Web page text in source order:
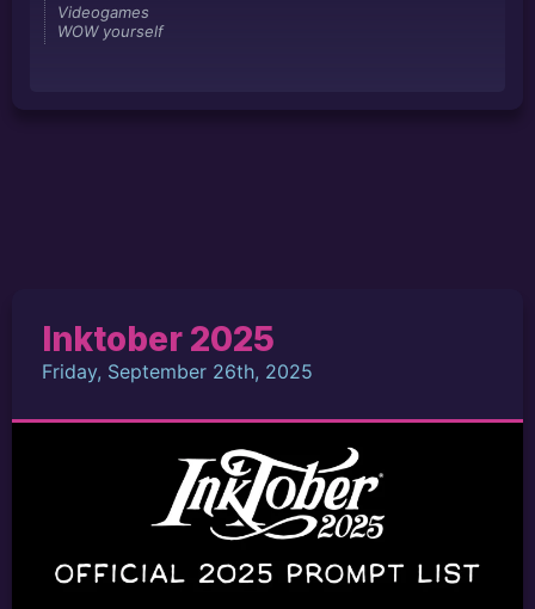
Videogames
WOW yourself
Inktober 2025
Friday, September 26th, 2025